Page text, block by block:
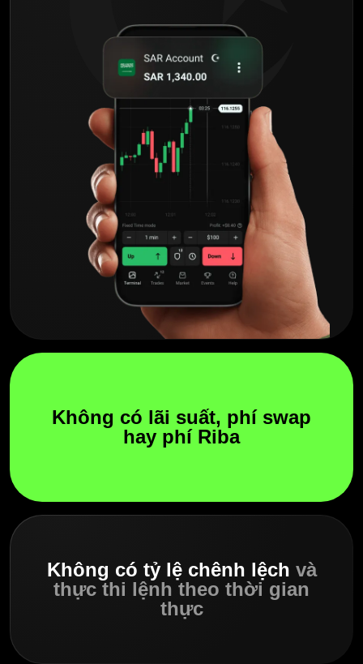
Không có lãi suất, phí swap
hay phí Riba
Không có tỷ lệ chênh lệch và
thực thi lệnh theo thời gian
thực